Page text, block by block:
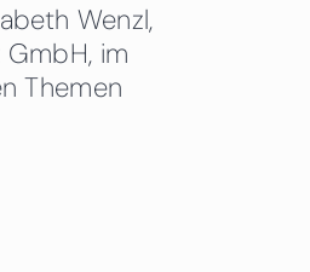
Wenzl,
im
Themen